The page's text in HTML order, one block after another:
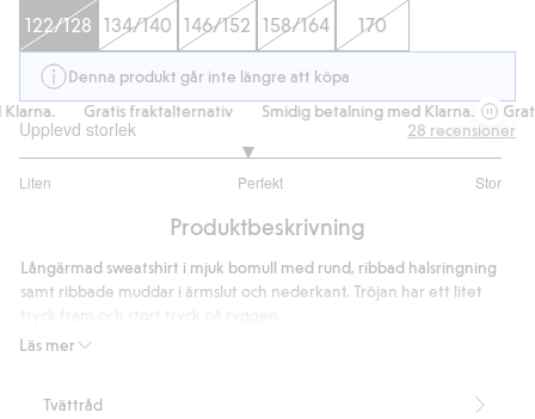
122/128 134/140 146/152 158/164 170
Denna produkt går inte längre att köpa
Gratis fraktalternativ Smidig betalning med Klarna.
Upplevd storlek
Liten Perfekt Stor
utav
18
betyg
28 recensioner
Produktbeskrivning
Läs mer
Långärmad sweatshirt i mjuk bomull med rund, ribbad halsringning
samt ribbade muddar i ärmslut och nederkant. Tröjan har ett litet
Artikelnummer
Tvättråd